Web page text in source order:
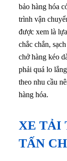
bảo hàng hóa
trình vận
được xem là
chắc chắn,
chở hàng kéo
phải quá lo
theo nhu cầu
hàng hóa.
XE TẢI
TẤN